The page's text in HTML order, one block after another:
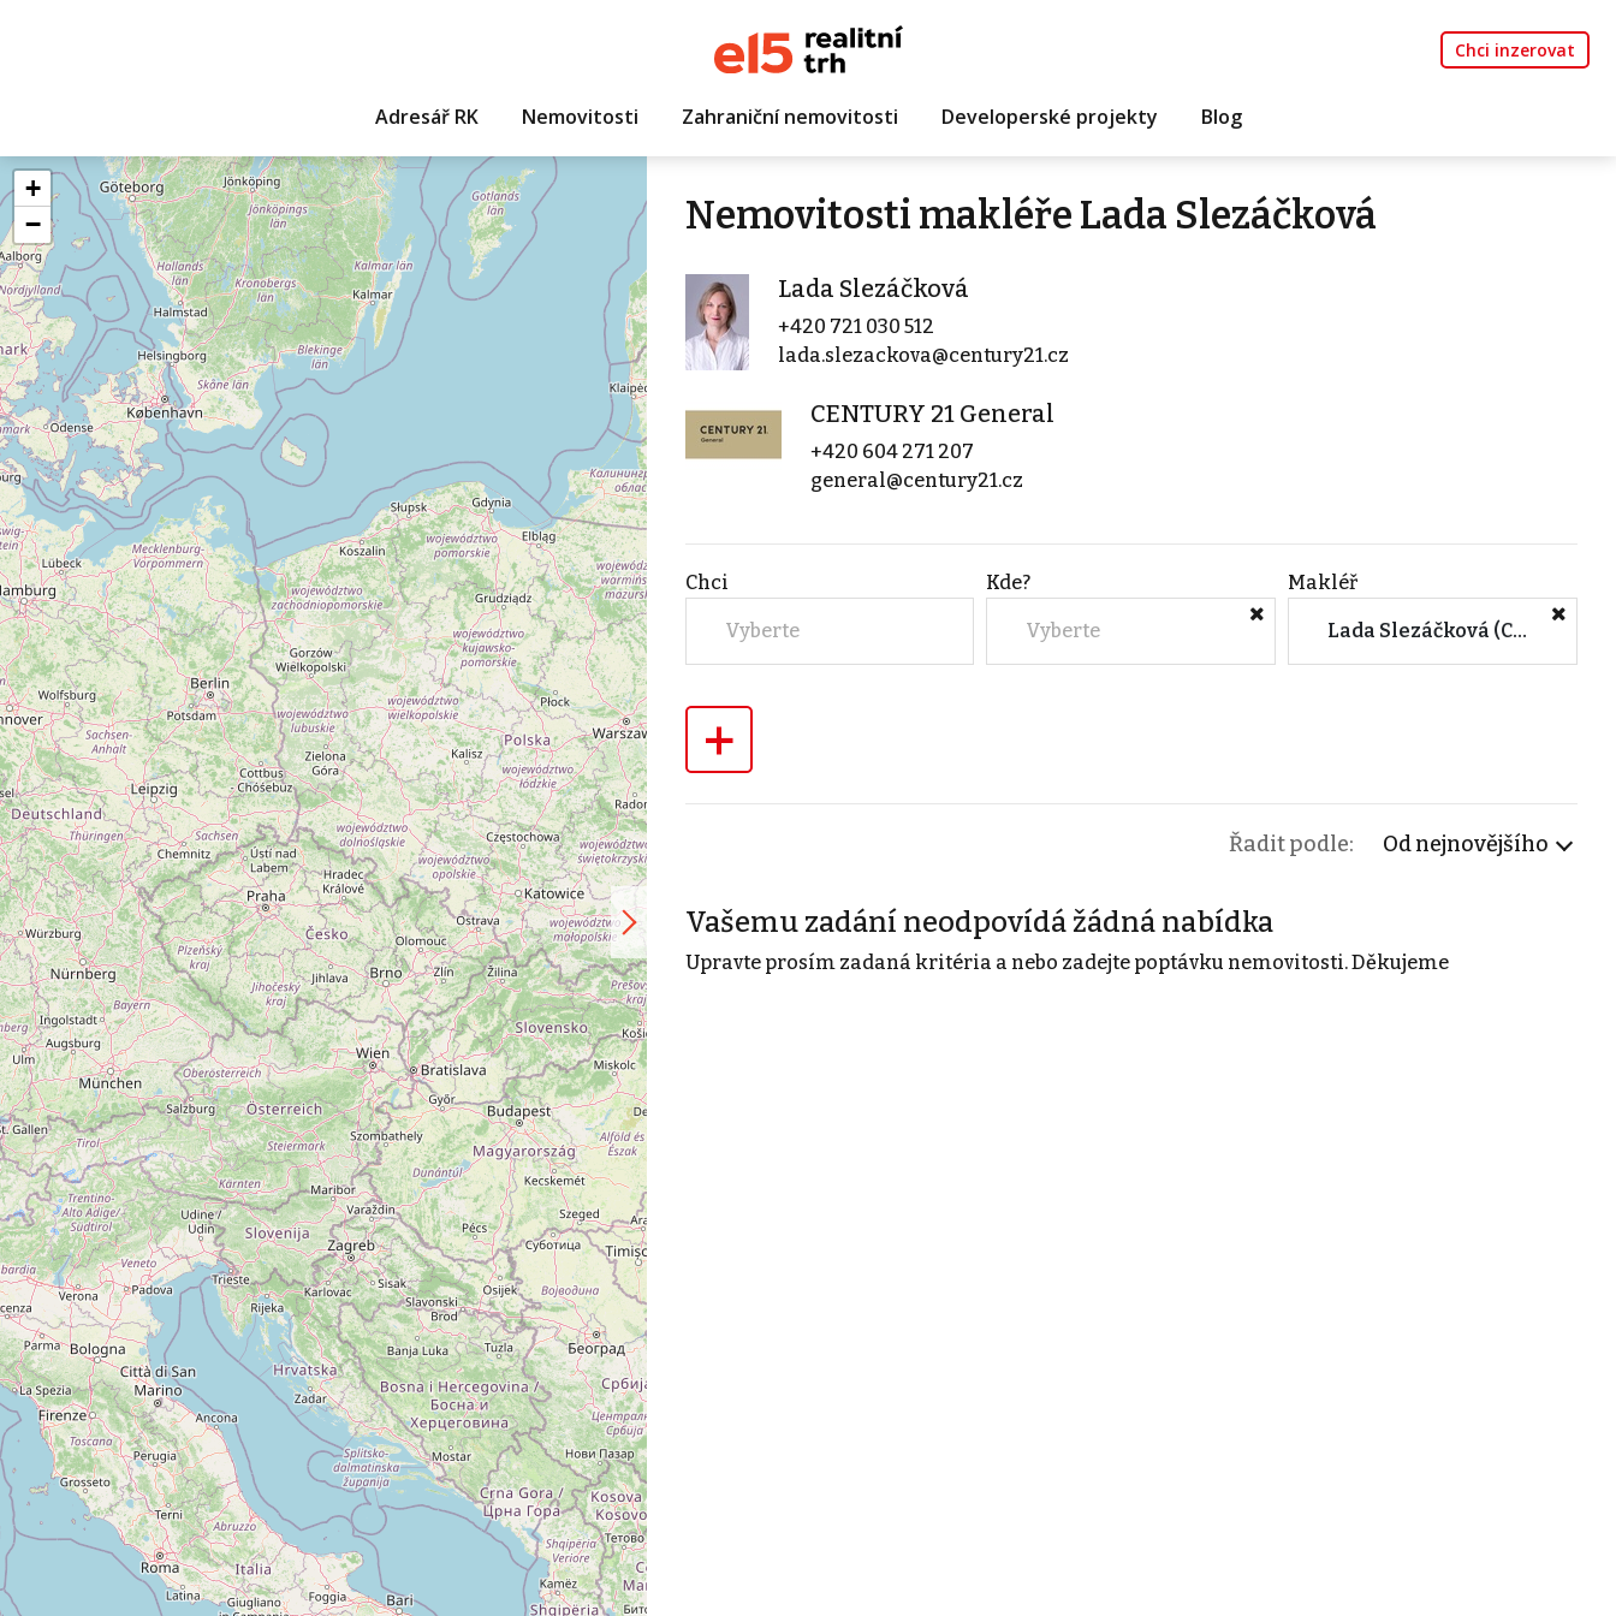
Chci inzerovat
Adresář RK Nemovitosti Zahraniční nemovitosti Developerské projekty Blog
+
−
Nemovitosti makléře Lada Slezáčková
Lada Slezáčková
+420 721 030 512
lada.slezackova@century21.cz
CENTURY 21 General
+420 604 271 207
general@century21.cz
Chci
Vyberte
Kde?
Vyberte
Makléř
Lada Slezáčková (CENTURY 21 General)
+
Řadit podle: Od nejnovějšího
Vašemu zadání neodpovídá žádná nabídka
Upravte prosím zadaná kritéria a nebo zadejte poptávku nemovitosti. Děkujeme